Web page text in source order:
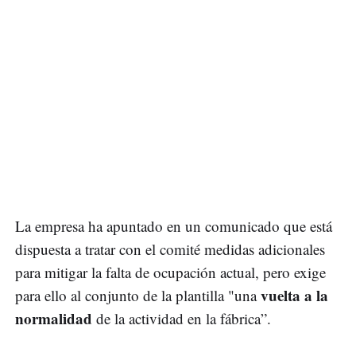
La empresa ha apuntado en un comunicado que está
dispuesta a tratar con el comité medidas adicionales
para mitigar la falta de ocupación actual, pero exige
para ello al conjunto de la plantilla "unavuelta a la
normalidad de la actividad en la fábrica”.